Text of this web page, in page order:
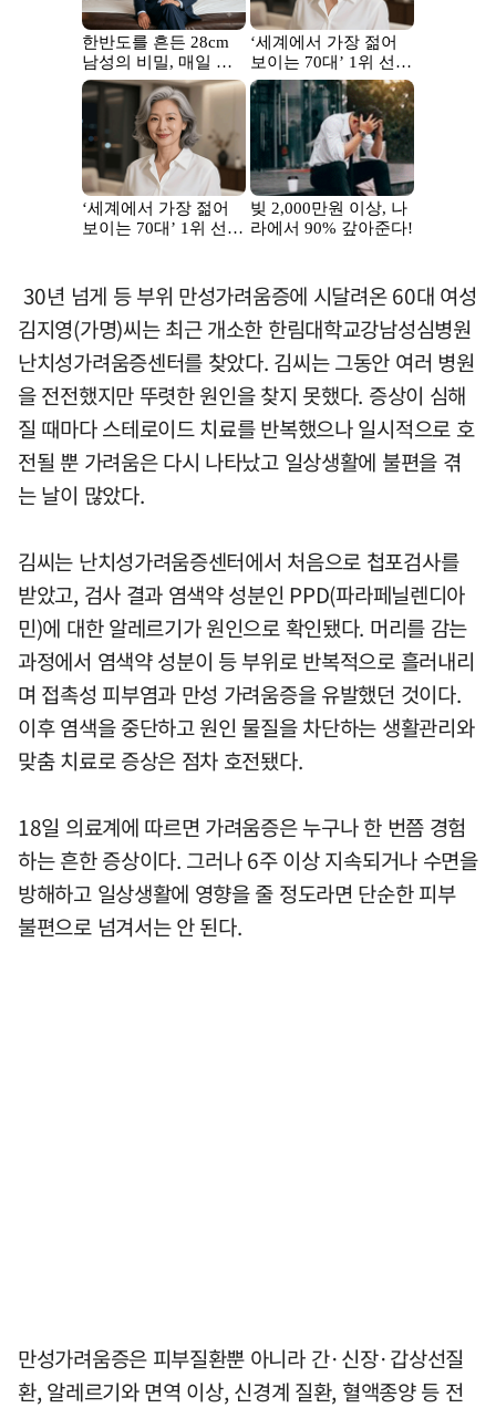
30년 넘게 등 부위 만성가려움증에 시달려온 60대 여성
김지영(가명)씨는 최근 개소한 한림대학교강남성심병원
난치성가려움증센터를 찾았다. 김씨는 그동안 여러 병원
을 전전했지만 뚜렷한 원인을 찾지 못했다. 증상이 심해
질 때마다 스테로이드 치료를 반복했으나 일시적으로 호
전될 뿐 가려움은 다시 나타났고 일상생활에 불편을 겪
는 날이 많았다.
김씨는 난치성가려움증센터에서 처음으로 첩포검사를
받았고, 검사 결과 염색약 성분인 PPD(파라페닐렌디아
민)에 대한 알레르기가 원인으로 확인됐다. 머리를 감는
과정에서 염색약 성분이 등 부위로 반복적으로 흘러내리
며 접촉성 피부염과 만성 가려움증을 유발했던 것이다.
이후 염색을 중단하고 원인 물질을 차단하는 생활관리와
맞춤 치료로 증상은 점차 호전됐다.
18일 의료계에 따르면 가려움증은 누구나 한 번쯤 경험
하는 흔한 증상이다. 그러나 6주 이상 지속되거나 수면을
방해하고 일상생활에 영향을 줄 정도라면 단순한 피부
불편으로 넘겨서는 안 된다.
만성가려움증은 피부질환뿐 아니라 간·신장·갑상선질
환, 알레르기와 면역 이상, 신경계 질환, 혈액종양 등 전